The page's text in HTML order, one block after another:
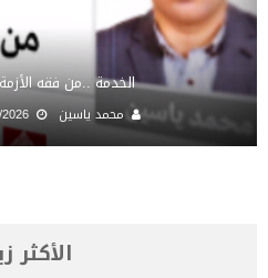
الخدمة ..من فقه
محمد ياسين
الأكثر